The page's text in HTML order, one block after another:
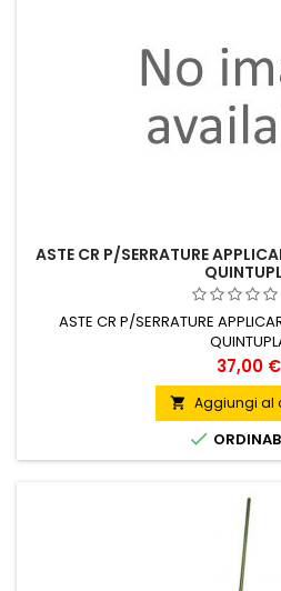
ASTE CR P/SERRATURE
ASTE CR P/SERRATURE
Prezzo
37,00 €
 Aggiungi al
